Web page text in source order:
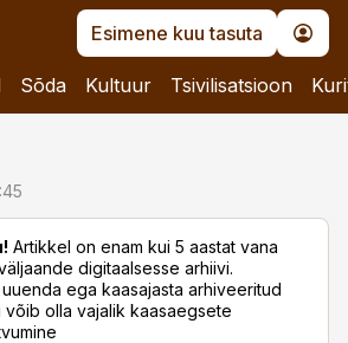
Esimene kuu tasuta
Sõda Kultuur Tsivilisatsioon
Artikkel on enam kui 5 aastat vana
digitaalsesse arhiivi.
ega kaasajasta arhiveeritud
võib olla vajalik kaasaegsete